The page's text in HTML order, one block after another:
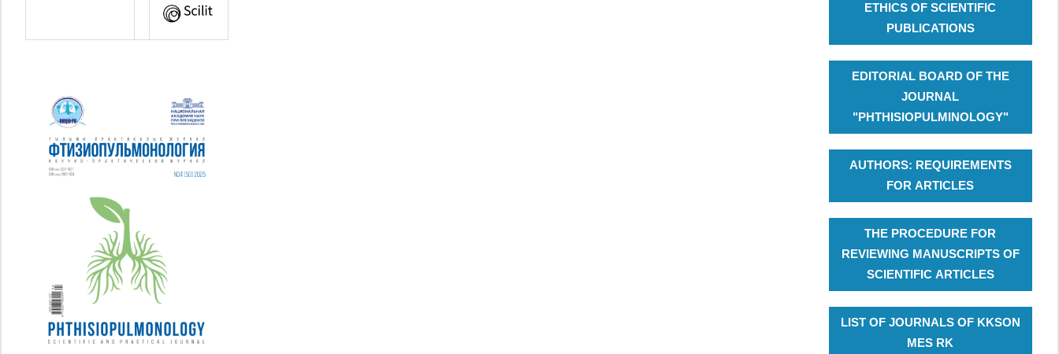
ETHICS OF SCIENTIFIC
PUBLICATIONS
EDITORIAL BOARD OF THE
JOURNAL
"PHTHISIOPULMINOLOGY"
AUTHORS: REQUIREMENTS
FOR ARTICLES
THE PROCEDURE FOR
REVIEWING MANUSCRIPTS OF
SCIENTIFIC ARTICLES
LIST OF JOURNALS OF KKSON
MES RK